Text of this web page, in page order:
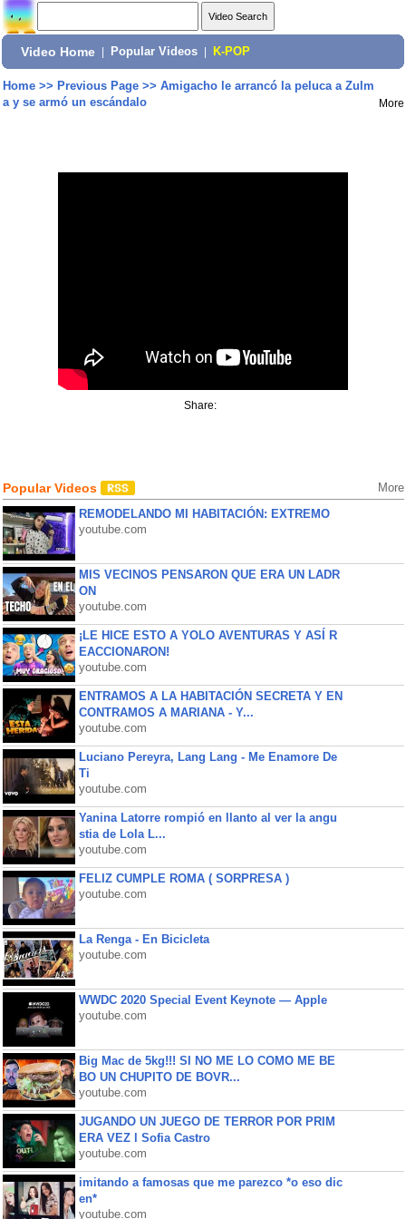
Video Home Popular Videos K-POP
Home>> Previous Page>> Amigacho le arrancó la peluca a Zulm
a y se armó un escándalo
More
Share:
Popular Videos More
REMODELANDO MI HABITACIÓN: EXTREMO
youtube.com
MIS VECINOS PENSARON QUE ERA UN LADR
ON
youtube.com
¡LE HICE ESTO A YOLO AVENTURAS Y ASÍ R
EACCIONARON!
youtube.com
ENTRAMOS A LA HABITACIÓN SECRETA Y EN
CONTRAMOS A MARIANA - Y...
youtube.com
Luciano Pereyra, Lang Lang - Me Enamore De
Ti
youtube.com
Yanina Latorre rompió en llanto al ver la angu
stia de Lola L...
youtube.com
FELIZ CUMPLE ROMA ( SORPRESA )
youtube.com
La Renga - En Bicicleta
youtube.com
WWDC 2020 Special Event Keynote — Apple
youtube.com
Big Mac de 5kg!!! SI NO ME LO COMO ME BE
BO UN CHUPITO DE BOVR...
youtube.com
JUGANDO UN JUEGO DE TERROR POR PRIM
ERA VEZ l Sofia Castro
youtube.com
imitando a famosas que me parezco *o eso dic
en*
youtube.com